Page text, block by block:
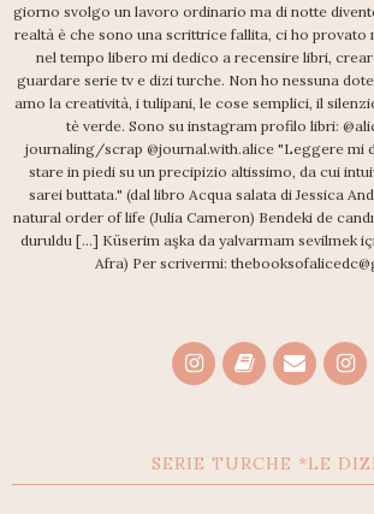
giorno svolgo un lavoro ordinario ma di notte
realtà è che sono una scrittrice fallita, ci ho provato
nel tempo libero mi dedico a recensire libri,
guardare serie tv e dizi turche. Non ho nessuna
amo la creatività, i tulipani, le cose semplici, il
tè verde. Sono su instagram profilo libri:
journaling/scrap @journal.with.alice "Leggere mi
stare in piedi su un precipizio altissimo, da cui
sarei buttata." (dal libro Acqua salata di Jessica
natural order of life (Julia Cameron) Bendeki de candı
duruldu [...] Küserim aşka da yalvarmam sevilmek
Afra) Per scrivermi:
SERIE TURCHE *LE